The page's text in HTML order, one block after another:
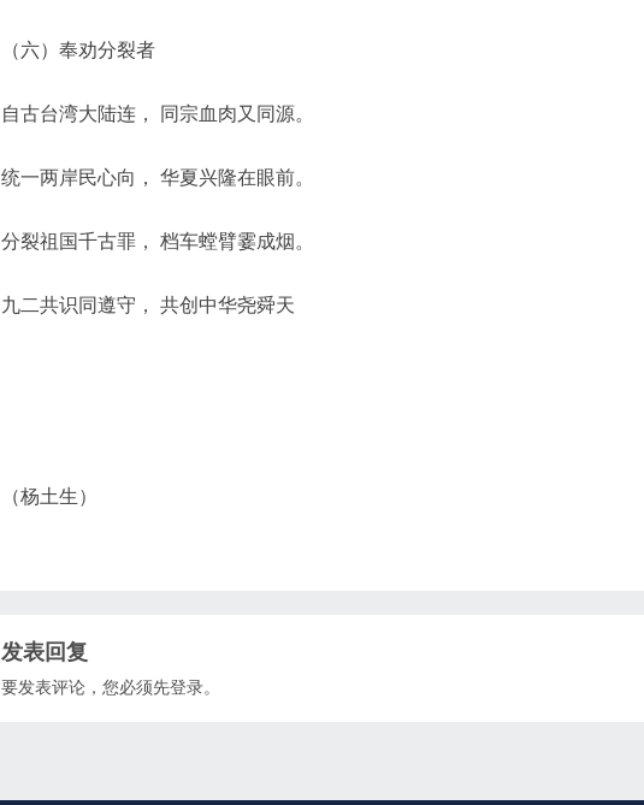
（六）奉劝分裂者
自古台湾大陆连， 同宗血肉又同源。
统一两岸民心向， 华夏兴隆在眼前。
分裂祖国千古罪， 档车螳臂霎成烟。
九二共识同遵守， 共创中华尧舜天
（杨土生）
发表回复
要发表评论，您必须先登录。